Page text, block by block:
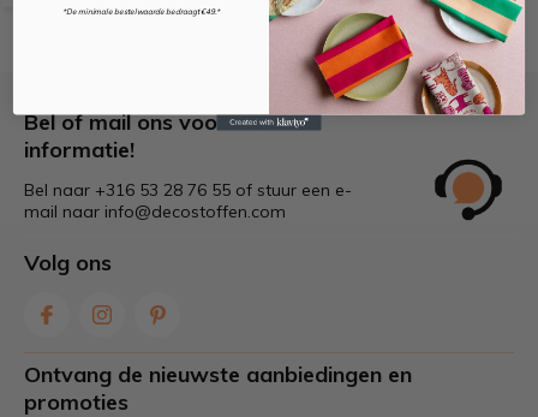
Bel of mail ons voor meer
informatie!
Bel naar +316 53 28 76 55 of stuur een e-
mail naar info@decostoffen.com
Volg ons
Ontvang de nieuwste aanbiedingen en
promoties
*De minimale bestelwaarde bedraagt €49.*